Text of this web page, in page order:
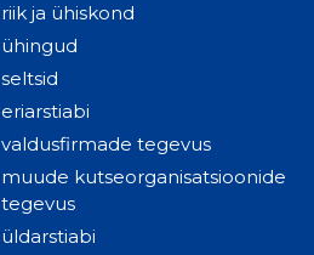
riik ja ühiskond
ühingud
seltsid
eriarstiabi
valdusfirmade tegevus
muude kutseorganisatsioonide
tegevus
üldarstiabi